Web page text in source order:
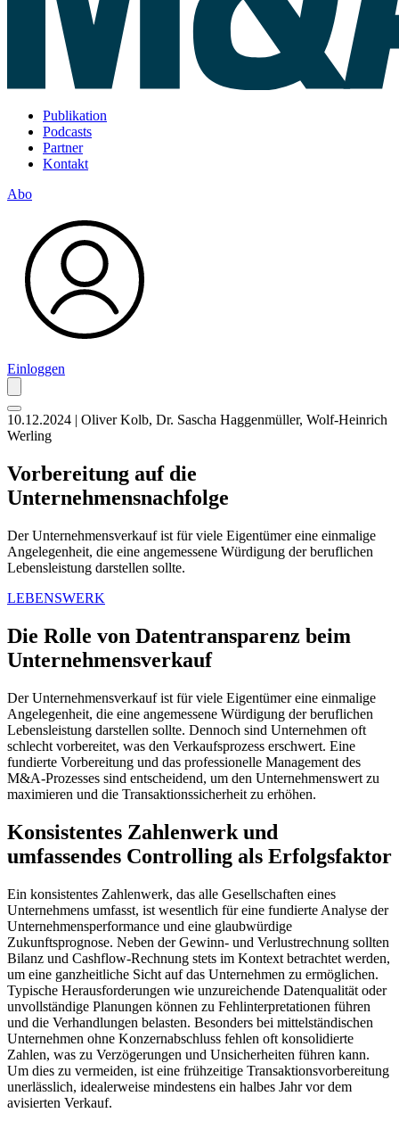
Publikation
Podcasts
Partner
Kontakt
Abo
Einloggen
10.12.2024 | Oliver Kolb, Dr. Sascha Haggenmüller, Wolf-Heinrich
Werling
Vorbereitung auf die
Unternehmensnachfolge
Der Unternehmensverkauf ist für viele Eigentümer eine einmalige
Angelegenheit, die eine angemessene Würdigung der beruflichen
Lebensleistung darstellen sollte.
LEBENSWERK
Die Rolle von Datentransparenz beim
Unternehmensverkauf
Der Unternehmensverkauf ist für viele Eigentümer eine einmalige
Angelegenheit, die eine angemessene Würdigung der beruflichen
Lebensleistung darstellen sollte. Dennoch sind Unternehmen oft
schlecht vorbereitet, was den Verkaufsprozess erschwert. Eine
fundierte Vorbereitung und das professionelle Management des
M&A-Prozesses sind entscheidend, um den Unternehmenswert zu
maximieren und die Transaktionssicherheit zu erhöhen.
Konsistentes Zahlenwerk und
umfassendes Controlling als Erfolgsfaktor
Ein konsistentes Zahlenwerk, das alle Gesellschaften eines
Unternehmens umfasst, ist wesentlich für eine fundierte Analyse der
Unternehmensperformance und eine glaubwürdige
Zukunftsprognose. Neben der Gewinn- und Verlustrechnung sollten
Bilanz und Cashflow-Rechnung stets im Kontext betrachtet werden,
um eine ganzheitliche Sicht auf das Unternehmen zu ermöglichen.
Typische Herausforderungen wie unzureichende Datenqualität oder
unvollständige Planungen können zu Fehlinterpretationen führen
und die Verhandlungen belasten. Besonders bei mittelständischen
Unternehmen ohne Konzernabschluss fehlen oft konsolidierte
Zahlen, was zu Verzögerungen und Unsicherheiten führen kann.
Um dies zu vermeiden, ist eine frühzeitige Transaktionsvorbereitung
unerlässlich, idealerweise mindestens ein halbes Jahr vor dem
avisierten Verkauf.